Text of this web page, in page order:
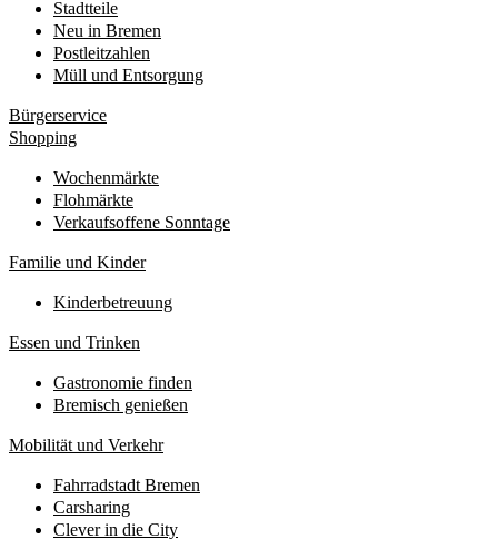
Stadtteile
Neu in Bremen
Postleitzahlen
Müll und Entsorgung
Bürgerservice
Shopping
Wochenmärkte
Flohmärkte
Verkaufsoffene Sonntage
Familie und Kinder
Kinderbetreuung
Essen und Trinken
Gastronomie finden
Bremisch genießen
Mobilität und Verkehr
Fahrradstadt Bremen
Carsharing
Clever in die City